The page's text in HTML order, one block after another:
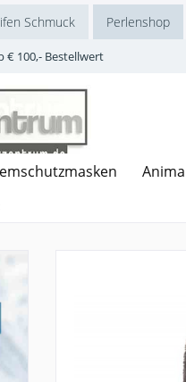
Schmuck Perlenshop
€ 100,- Bestellwert
Anima